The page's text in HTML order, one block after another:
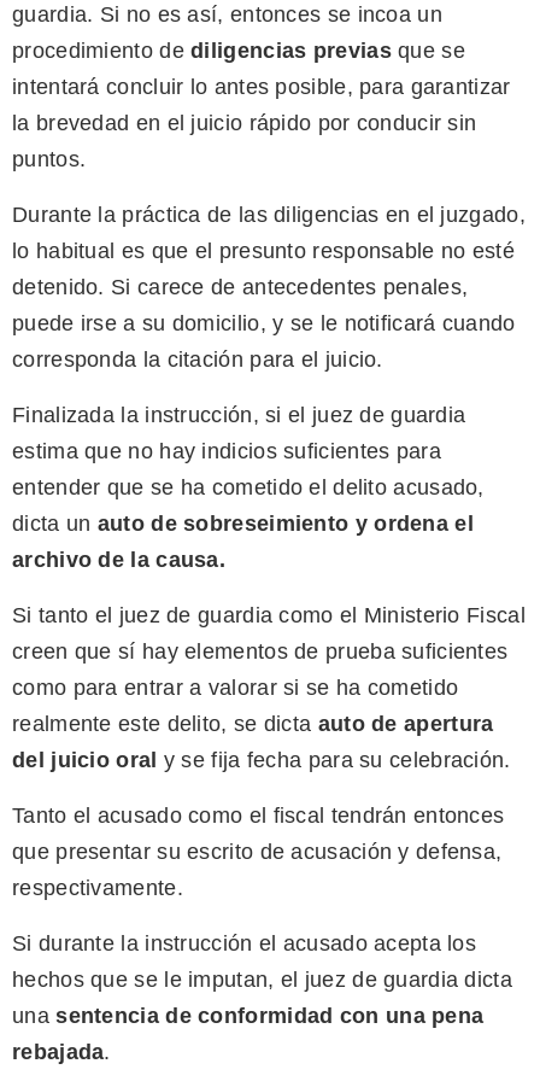
guardia. Si no es así, entonces se incoa un
procedimiento dediligencias previasque se
intentará concluir lo antes posible, para garantizar
la brevedad en el juicio rápido por conducir sin
puntos.
Durante la práctica de las diligencias en el juzgado,
lo habitual es que el presunto responsable no esté
detenido. Si carece de antecedentes penales,
puede irse a su domicilio, y se le notificará cuando
corresponda la citación para el juicio.
Finalizada la instrucción, si el juez de guardia
estima que no hay indicios suficientes para
entender que se ha cometido el delito acusado,
dicta un auto de sobreseimiento y ordena el
archivo de la causa.
Si tanto el juez de guardia como el Ministerio Fiscal
creen que sí hay elementos de prueba suficientes
como para entrar a valorar si se ha cometido
realmente este delito, se dicta auto de apertura
del juicio oral y se fija fecha para su celebración.
Tanto el acusado como el fiscal tendrán entonces
que presentar su escrito de acusación y defensa,
respectivamente.
Si durante la instrucción el acusado acepta los
hechos que se le imputan, el juez de guardia dicta
unasentencia de conformidad con una pena
rebajada.